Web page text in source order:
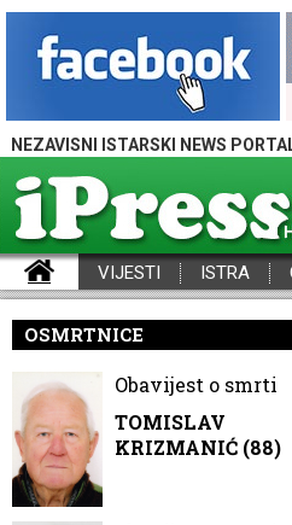
NEZAVISNI ISTARSKI NEWS
VIJESTI ISTRA
OSMRTNICE
Obavijest o smrti
TOMISLAV
KRIZMANIĆ (88)